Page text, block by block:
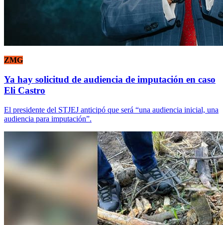
ZMG
Ya hay solicitud de audiencia de imputación en caso
Eli Castro
El presidente del STJEJ anticipó que será “una audiencia inicial, una
audiencia para imputación”.